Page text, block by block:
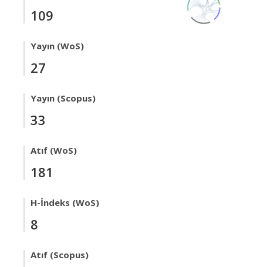
109
Yayın (WoS)
27
Yayın (Scopus)
33
Atıf (WoS)
181
H-İndeks (WoS)
8
Atıf (Scopus)